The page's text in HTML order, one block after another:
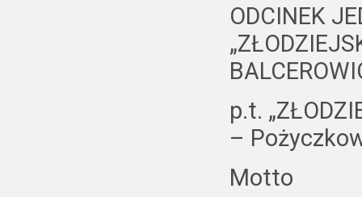
ODCINEK
p.t.
–
Motto